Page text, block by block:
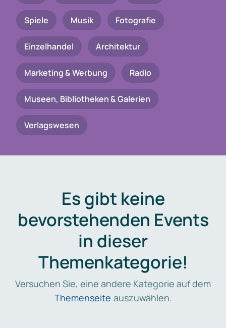
Spiele Musik Fotografie
Einzelhandel Architektur
Marketing & Werbung Radio
Museen, Bibliotheken & Galerien
Verlagswesen
Es gibt keine
bevorstehenden Events
in dieser
Themenkategorie!
Versuchen Sie, eine andere Kategorie auf dem
Themenseite auszuwählen.